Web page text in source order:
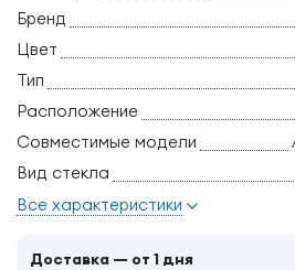
Бренд
Цвет
Тип
Расположение
Совместимые модели
Вид стекла
Все характеристики
Доставка — от 1 дня